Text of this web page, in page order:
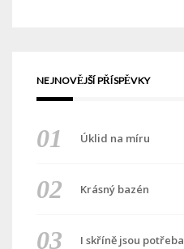
NEJNOVĚJŠÍ PŘÍSPĚVKY
Úklid na míru
Krásný bazén
I skříně jsou potřeba